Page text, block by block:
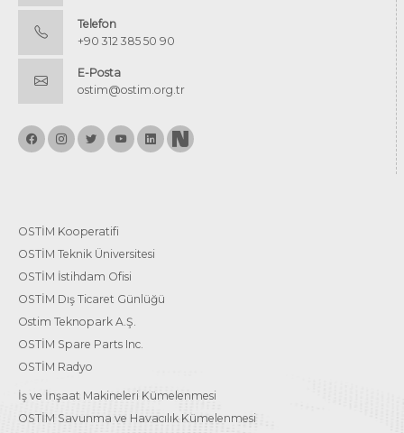
Telefon
+90 312 385 50 90
E-Posta
ostim@ostim.org.tr
OSTİM Kooperatifi
OSTİM Teknik Üniversitesi
OSTİM İstihdam Ofisi
OSTİM Dış Ticaret Günlüğü
Ostim Teknopark A.Ş.
OSTİM Spare Parts Inc.
OSTİM Radyo
İş ve İnşaat Makineleri Kümelenmesi
OSTİM Savunma ve Havacılık Kümelenmesi